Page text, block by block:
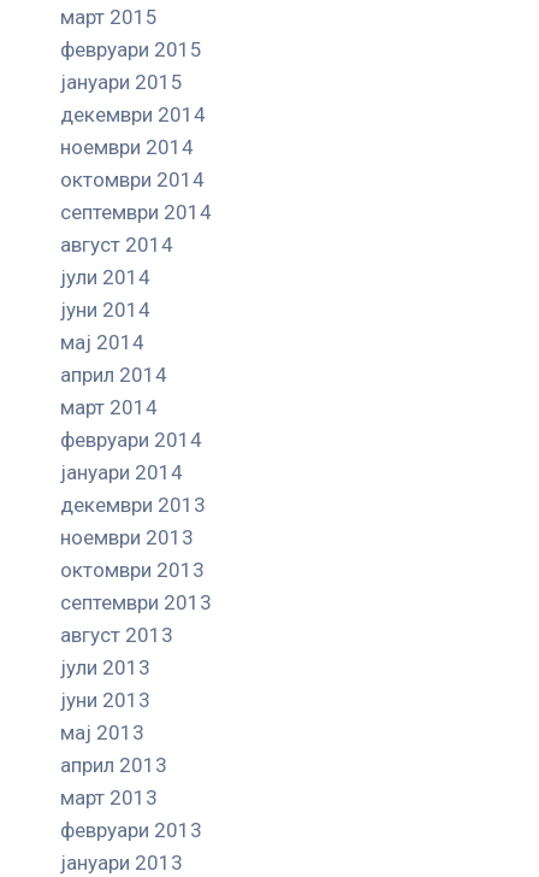
март 2015
февруари 2015
јануари 2015
декември 2014
ноември 2014
октомври 2014
септември 2014
август 2014
јули 2014
јуни 2014
мај 2014
април 2014
март 2014
февруари 2014
јануари 2014
декември 2013
ноември 2013
октомври 2013
септември 2013
август 2013
јули 2013
јуни 2013
мај 2013
април 2013
март 2013
февруари 2013
јануари 2013